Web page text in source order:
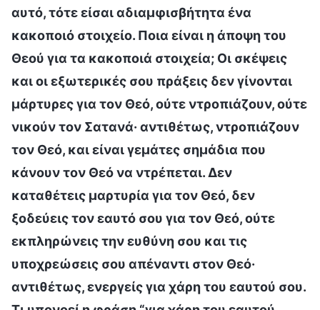
αυτό, τότε είσαι αδιαμφισβήτητα ένα
κακοποιό στοιχείο. Ποια είναι η άποψη του
Θεού για τα κακοποιά στοιχεία; Οι σκέψεις
και οι εξωτερικές σου πράξεις δεν γίνονται
μάρτυρες για τον Θεό, ούτε ντροπιάζουν, ούτε
νικούν τον Σατανά· αντιθέτως, ντροπιάζουν
τον Θεό, και είναι γεμάτες σημάδια που
κάνουν τον Θεό να ντρέπεται. Δεν
καταθέτεις μαρτυρία για τον Θεό, δεν
ξοδεύεις τον εαυτό σου για τον Θεό, ούτε
εκπληρώνεις την ευθύνη σου και τις
υποχρεώσεις σου απέναντι στον Θεό·
αντιθέτως, ενεργείς για χάρη του εαυτού σου.